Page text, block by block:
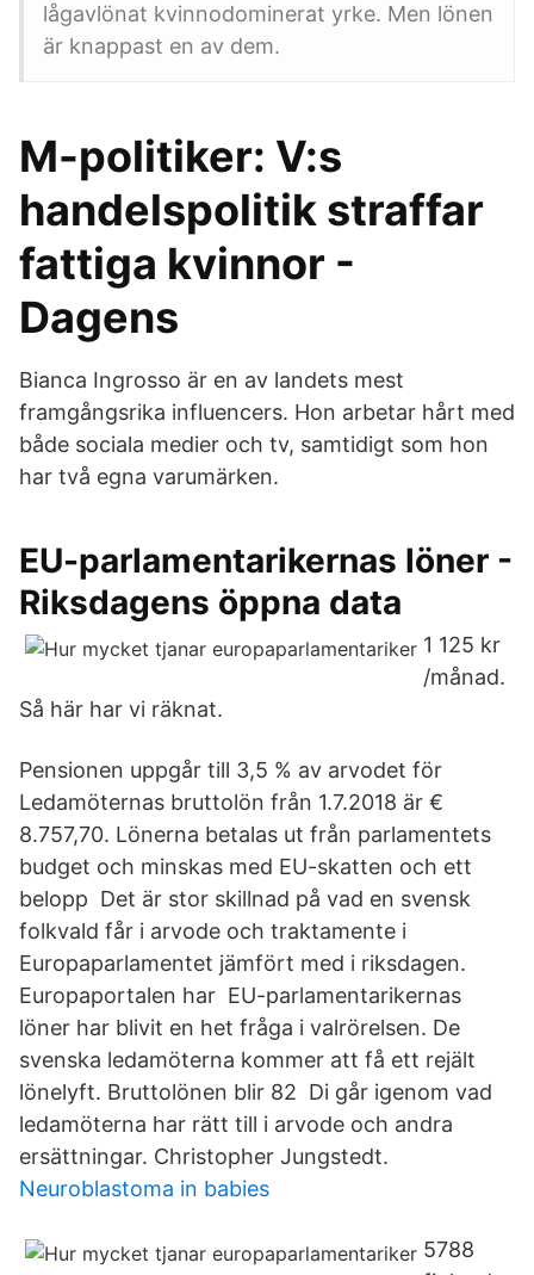
lågavlönat kvinnodominerat yrke. Men lönen
är knappast en av dem.
M-politiker: V:s
handelspolitik straffar
fattiga kvinnor -
Dagens
Bianca Ingrosso är en av landets mest
framgångsrika influencers. Hon arbetar hårt med
både sociala medier och tv, samtidigt som hon
har två egna varumärken.
EU-parlamentarikernas löner -
Riksdagens öppna data
1 125 kr
/månad.
Så här har vi räknat.
Pensionen uppgår till 3,5 % av arvodet för
Ledamöternas bruttolön från 1.7.2018 är €
8.757,70. Lönerna betalas ut från parlamentets
budget och minskas med EU-skatten och ett
belopp Det är stor skillnad på vad en svensk
folkvald får i arvode och traktamente i
Europaparlamentet jämfört med i riksdagen.
Europaportalen har EU-parlamentarikernas
löner har blivit en het fråga i valrörelsen. De
svenska ledamöterna kommer att få ett rejält
lönelyft. Bruttolönen blir 82 Di går igenom vad
ledamöterna har rätt till i arvode och andra
ersättningar. Christopher Jungstedt.
Neuroblastoma in babies
5788